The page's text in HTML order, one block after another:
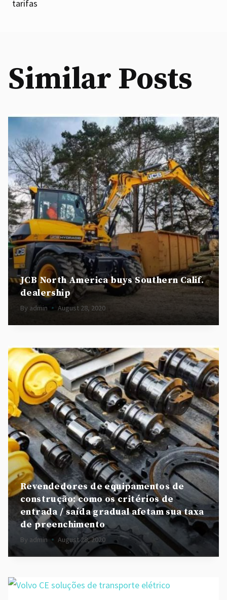
tarifas
Similar Posts
JCB North America buys Southern Calif.
dealership
By admin August 28, 2020
Revendedores de equipamentos de
construção: como os critérios de
entrada / saída gradual afetam sua taxa
de preenchimento
By admin August 28, 2020